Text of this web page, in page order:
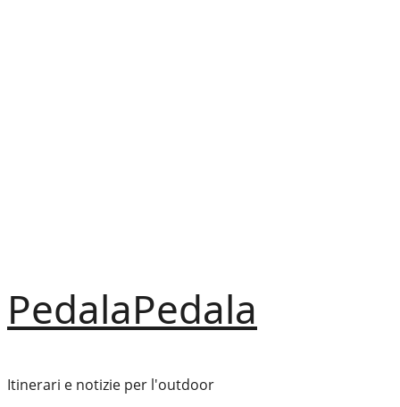
PedalaPedala
Itinerari e notizie per l'outdoor